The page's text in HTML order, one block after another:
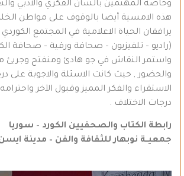
وخاصة المهتمين بالشأن الفكري والادبي
هذه الامسية أيضا بالوقوف على مواطن
يرافقان الحياة الاعلامية في المجتمع
(راديو – تلفيزيون – صحافة ورقية – صحافة
واستمر النقاش في جو هادئ ومنفتح
والحضور , حيث كانت الاسئلة والاجوبة على
الاستقراء والفكر المميز وقبول الآخر
درجات الاختلاف .
رابطة الكتاب والصحفيين الكورد – سوريا
جمعيــة نوبهار للثقافة والفن – مدينة